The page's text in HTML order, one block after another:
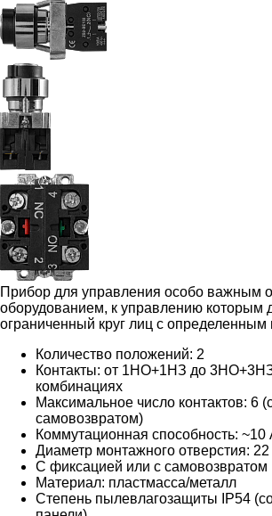
Прибор для управления особо важным
оборудованием, к управлению которым
ограниченный круг лиц с определенным
Количество положений: 2
Контакты: от 1НО+1НЗ до
комбинациях
Максимальное число контактов: 6
самовозвратом)
Коммутационная способность: ~10
Диаметр монтажного отверстия:
С фиксацией или с самовозвратом
Материал: пластмасса/металл
Степень пылевлагозащиты IP54